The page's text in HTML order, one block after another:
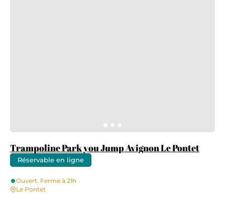
Trampoline Park you Jump Avignon Le Pontet
Réservable en ligne
Ouvert. Ferme à 21h
Le Pontet